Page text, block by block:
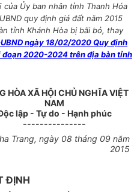
Ủy ban nhân tỉnh Thanh Hóa
quy định giá đất năm 2015
tỉnh Khánh Hòa bị bãi bỏ, thay
ngày 18/02/2020 Quy định
2020-2024 trên địa bàn tỉnh
HÒA XÃ HỘI CHỦ NGHĨA VIỆT
NAM
lập - Tự do - Hạnh phúc
---------------
Trang, ngày 08 tháng 09năm
2015
ĐỊNH